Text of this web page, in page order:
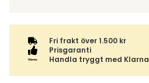
Fri frakt över 1.500 kr
Prisgaranti
Handla tryggt med Klarna